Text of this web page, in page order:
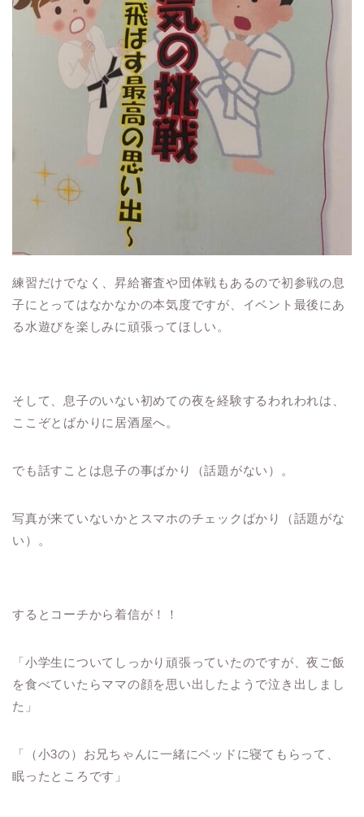
練習だけでなく、昇給審査や団体戦もあるので初参戦の息
子にとってはなかなかの本気度ですが、イベント最後にあ
る水遊びを楽しみに頑張ってほしい。
そして、息子のいない初めての夜を経験するわれわれは、
ここぞとばかりに居酒屋へ。
でも話すことは息子の事ばかり（話題がない）。
写真が来ていないかとスマホのチェックばかり（話題がな
い）。
するとコーチから着信が！！
「小学生についてしっかり頑張っていたのですが、夜ご飯
を食べていたらママの顔を思い出したようで泣き出しまし
た」
「（小3の）お兄ちゃんに一緒にベッドに寝てもらって、
眠ったところです」